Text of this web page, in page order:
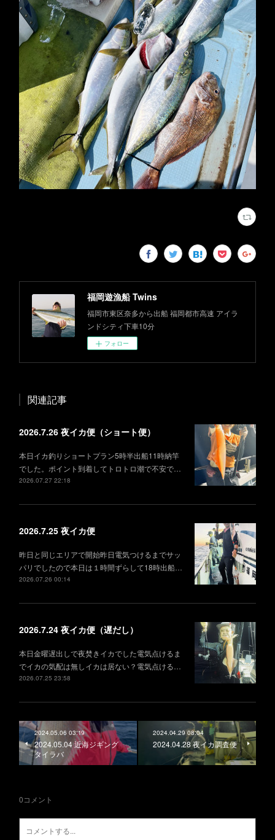
福岡遊漁船 Twins
福岡市東区奈多から出船 福岡都市高速 アイラ
ンドシティ下車10分
フォロー
関連記事
2026.7.26 夜イカ便（ショート便）
本日イカ釣りショートプラン5時半出船11時納竿
でした。ポイント到着してトロトロ潮で不安で…
2026.07.27 22:18
2026.7.25 夜イカ便
昨日と同じエリアで開始昨日電気つけるまでサッ
パリでしたので本日は１時間ずらして18時出船…
2026.07.26 00:14
2026.7.24 夜イカ便（遅だし）
本日金曜遅出しで夜焚きイカでした電気点けるま
でイカの気配は無しイカは居ない？電気点ける…
2026.07.25 23:58
2024.05.06 03:19
2024.05.04 近海ジギング
タイラバ
2024.04.29 08:04
2024.04.28 夜イカ調査便
0コメント